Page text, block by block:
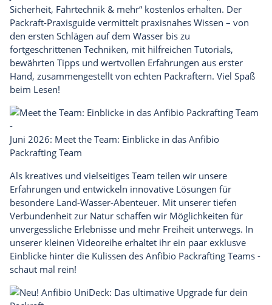
Sicherheit, Fahrtechnik & mehr“ kostenlos erhalten. Der
Packraft-Praxisguide vermittelt praxisnahes Wissen – von
den ersten Schlägen auf dem Wasser bis zu
fortgeschrittenen Techniken, mit hilfreichen Tutorials,
bewährten Tipps und wertvollen Erfahrungen aus erster
Hand, zusammengestellt von echten Packraftern. Viel Spaß
beim Lesen!
Juni 2026: Meet the Team: Einblicke in das Anfibio
Packrafting Team
Als kreatives und vielseitiges Team teilen wir unsere
Erfahrungen und entwickeln innovative Lösungen für
besondere Land-Wasser-Abenteuer. Mit unserer tiefen
Verbundenheit zur Natur schaffen wir Möglichkeiten für
unvergessliche Erlebnisse und mehr Freiheit unterwegs. In
unserer kleinen Videoreihe erhaltet ihr ein paar exklusve
Einblicke hinter die Kulissen des Anfibio Packrafting Teams -
schaut mal rein!